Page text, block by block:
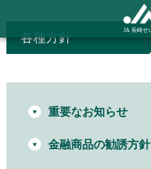
各種方針
重要なお知らせ
金融商品の勧誘方針